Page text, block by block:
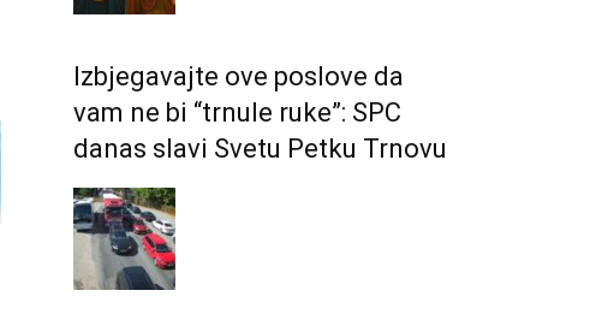
Izbjegavajte ove poslove da
vam ne bi “trnule ruke”: SPC
danas slavi Svetu Petku Trnovu